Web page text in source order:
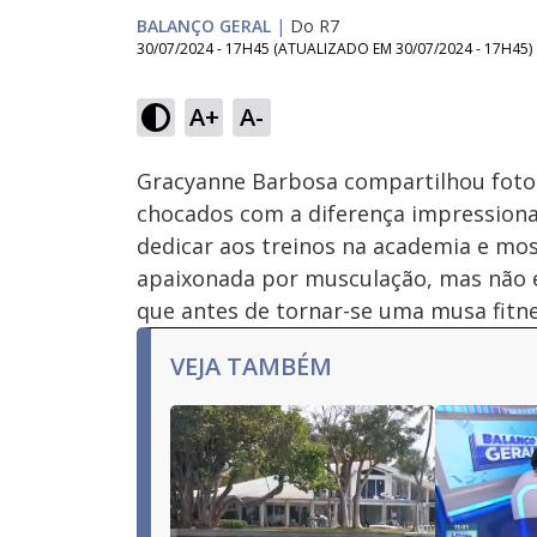
BALANÇO GERAL | Do R7
30/07/2024 - 17H45 (ATUALIZADO EM 30/07/2024 - 17H45)
A+ A-
Ativar
Som
Gracyanne Barbosa compartilhou foto
chocados com a diferença
dedicar aos treinos na academia e
apaixonada por musculação, mas
que antes de tornar-se uma musa
VEJA TAMBÉM